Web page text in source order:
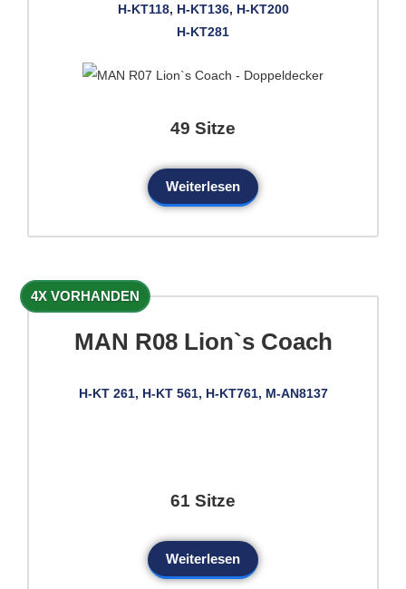
H-KT118, H-KT136, H-KT200
H-KT281
49 Sitze
Weiterlesen
4X VORHANDEN
MAN R08 Lion`s Coach
H-KT 261, H-KT 561, H-KT761, M-AN8137
61 Sitze
Weiterlesen